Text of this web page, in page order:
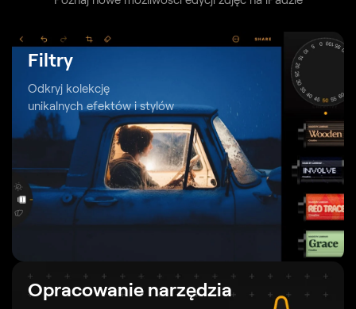
Filtry
Odkryj kolekcję
unikalnych efektów i stylów
Opracowanie narzędzia